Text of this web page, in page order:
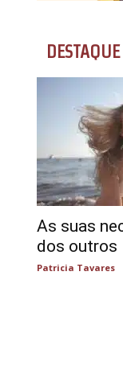
DESTAQUE
As suas
dos outros
Patricia Tavares